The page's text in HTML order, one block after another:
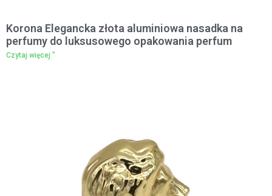
Korona Elegancka złota aluminiowa nasadka na
perfumy do luksusowego opakowania perfum
Czytaj więcej "